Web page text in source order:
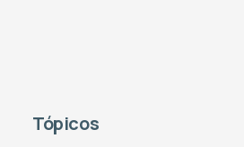
Tópicos